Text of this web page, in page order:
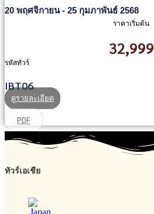
20 พฤศจิกายน - 25 กุมภาพันธ์ 2568
ราคาเริ่มต้น
32,999
รหัสทัวร์
IBT06
ดูรายละเอียด
PDF
ทัวร์เอเชีย